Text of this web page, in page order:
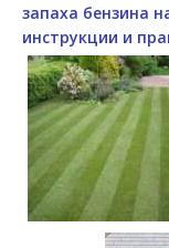
запаха бензина
инструкции и